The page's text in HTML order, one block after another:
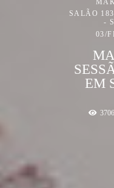
SALÃO
-
03/
EM
3706